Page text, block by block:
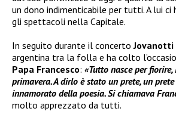
un dono indimenticabile per tutti. A lui ci
gli spettacoli nella Capitale.
In seguito durante il concertoJovanotti
argentina tra la folla e ha colto
Papa Francesco: «Tutto nasce per fiorire,
primavera. A dirlo è stato un prete, un
innamorato della poesia. Si chiamava
molto apprezzato da tutti.